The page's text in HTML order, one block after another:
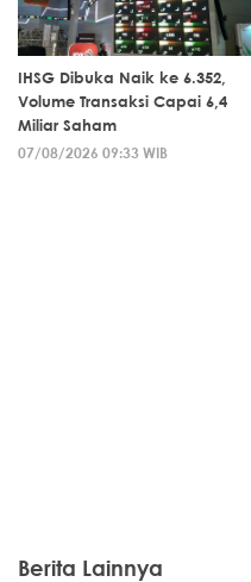
IHSG Dibuka Naik ke 6.352,
Volume Transaksi Capai 6,4
Miliar Saham
07/08/2026 09:33 WIB
Berita Lainnya